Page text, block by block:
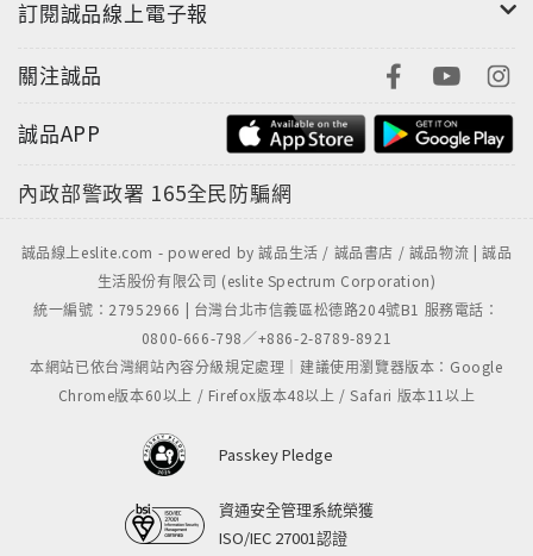
訂閱誠品線上電子報
關注誠品
誠品APP
內政部警政署 165全民防騙網
誠品線上eslite.com - powered by 誠品生活 / 誠品書店 / 誠品物流 | 誠品
生活股份有限公司 (eslite Spectrum Corporation)
統一編號：27952966 | 台灣台北市信義區松德路204號B1 服務電話：
0800-666-798／+886-2-8789-8921
本網站已依台灣網站內容分級規定處理｜建議使用瀏覽器版本：Google
Chrome版本60以上 / Firefox版本48以上 / Safari 版本11以上
Passkey Pledge
資通安全管理系統榮獲
ISO/IEC 27001認證